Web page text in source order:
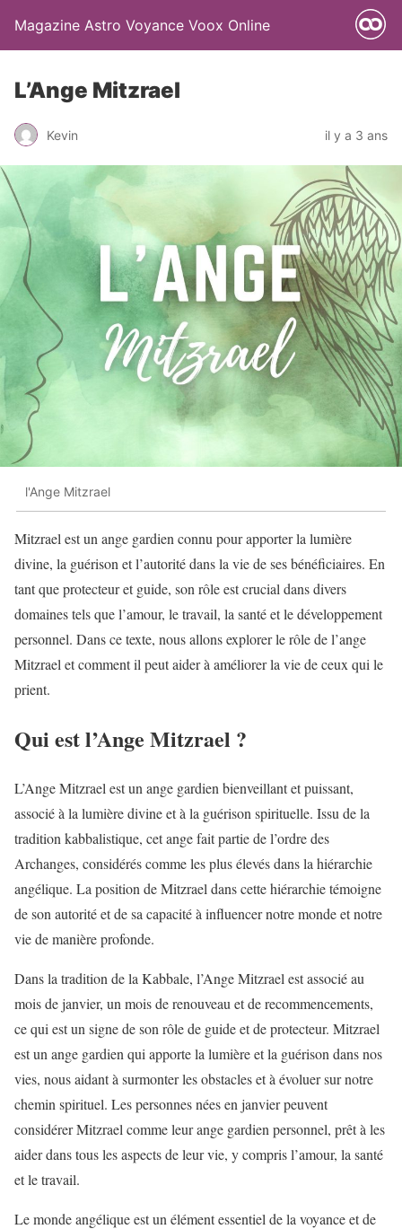
Magazine Astro Voyance Voox Online
L’Ange Mitzrael
Kevin il y a 3 ans
l'Ange Mitzrael
Mitzrael est un ange gardien connu pour apporter la lumière
divine, la guérison et l’autorité dans la vie de ses bénéficiaires. En
tant que protecteur et guide, son rôle est crucial dans divers
domaines tels que l’amour, le travail, la santé et le développement
personnel. Dans ce texte, nous allons explorer le rôle de l’ange
Mitzrael et comment il peut aider à améliorer la vie de ceux qui le
prient.
Qui est l’Ange Mitzrael ?
L’Ange Mitzrael est un ange gardien bienveillant et puissant,
associé à la lumière divine et à la guérison spirituelle. Issu de la
tradition kabbalistique, cet ange fait partie de l’ordre des
Archanges, considérés comme les plus élevés dans la hiérarchie
angélique. La position de Mitzrael dans cette hiérarchie témoigne
de son autorité et de sa capacité à influencer notre monde et notre
vie de manière profonde.
Dans la tradition de la Kabbale, l’Ange Mitzrael est associé au
mois de janvier, un mois de renouveau et de recommencements,
ce qui est un signe de son rôle de guide et de protecteur. Mitzrael
est un ange gardien qui apporte la lumière et la guérison dans nos
vies, nous aidant à surmonter les obstacles et à évoluer sur notre
chemin spirituel. Les personnes nées en janvier peuvent
considérer Mitzrael comme leur ange gardien personnel, prêt à les
aider dans tous les aspects de leur vie, y compris l’amour, la santé
et le travail.
Le monde angélique est un élément essentiel de la voyance et de